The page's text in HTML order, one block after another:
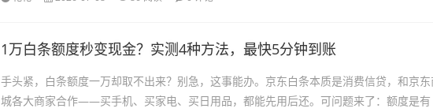
1万白条额度秒变现金？实测4种方法，最快5分钟到账
手头紧，白条额度一万却取不出来？别急，这事能办。京东白条本质是消费信贷，和京东
城各大商家合作——买手机、买家电、买日用品，都能先用后还。可问题来了：额度是有